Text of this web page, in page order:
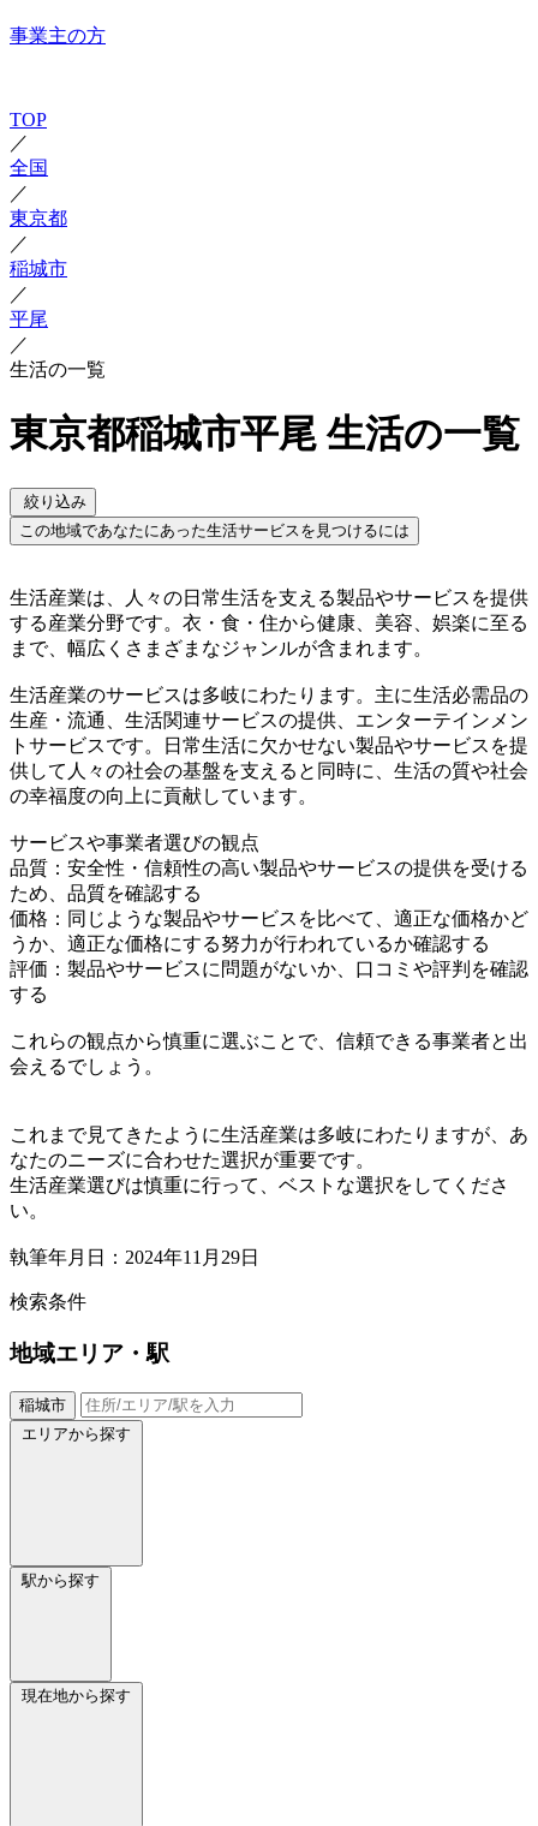
事業主の方
TOP
／
全国
／
東京都
／
稲城市
／
平尾
／
生活の一覧
東京都稲城市平尾 生活の一覧
絞り込み
この地域であなたにあった生活サービスを見つけるには
生活産業は、人々の日常生活を支える製品やサービスを提供
する産業分野です。衣・食・住から健康、美容、娯楽に至る
まで、幅広くさまざまなジャンルが含まれます。
生活産業のサービスは多岐にわたります。主に生活必需品の
生産・流通、生活関連サービスの提供、エンターテインメン
トサービスです。日常生活に欠かせない製品やサービスを提
供して人々の社会の基盤を支えると同時に、生活の質や社会
の幸福度の向上に貢献しています。
サービスや事業者選びの観点
品質：安全性・信頼性の高い製品やサービスの提供を受ける
ため、品質を確認する
価格：同じような製品やサービスを比べて、適正な価格かど
うか、適正な価格にする努力が行われているか確認する
評価：製品やサービスに問題がないか、口コミや評判を確認
する
これらの観点から慎重に選ぶことで、信頼できる事業者と出
会えるでしょう。
これまで見てきたように生活産業は多岐にわたりますが、あ
なたのニーズに合わせた選択が重要です。
生活産業選びは慎重に行って、ベストな選択をしてくださ
い。
執筆年月日：2024年11月29日
検索条件
地域エリア・駅
稲城市
エリアから探す
駅から探す
現在地から探す